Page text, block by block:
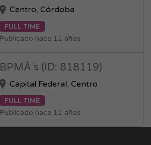
Centro,Córdoba
FULL TIME
Publicado hace 11 años
BPMÂ´s (ID: 818119)
Capital Federal,Centro
FULL TIME
Publicado hace 11 años